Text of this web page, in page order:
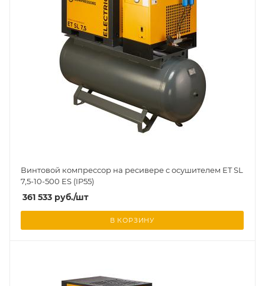
Винтовой компрессор на ресивере с осушителем ET SL
7,5-10-500 ES (IP55)
361 533 руб./шт
В КОРЗИНУ